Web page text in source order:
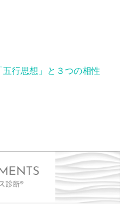
行思想」と３つの相性